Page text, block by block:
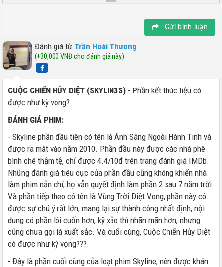
Gửi bình luận
Đánh giá từ Trần Hoài Thương
(+30,000 VNĐ cho đánh giá này)
CUỘC CHIẾN HỦY DIỆT (SKYLIN3S) - Phần kết thúc liệu có
được như kỳ vọng?
ĐÁNH GIÁ PHIM:
- Skyline phần đầu tiên có tên là Ánh Sáng Ngoài Hành Tinh và
được ra mắt vào năm 2010. Phần đầu này được các nhà phê
bình chê thậm tệ, chỉ được 4.4/10đ trên trang đánh giá IMDb.
Những đánh giá tiêu cực của phần đầu cũng không khiến nhà
làm phim nản chí, họ vẫn quyết định làm phần 2 sau 7 năm trời.
Và phần tiếp theo có tên là Vùng Trời Diệt Vong, phần này có
được sự chú ý rất lớn, mang lại sự thành công nhất định, nội
dung có phần lôi cuốn hơn, kỹ xảo thì nhãn mãn hơn, nhưng
cũng chưa gọi là xuất sắc. Và cuối cùng, Cuộc Chiến Hủy Diệt
có được như kỳ vọng???.
- Đây là phần cuối cùng của loạt phim Skyline, nên được khán